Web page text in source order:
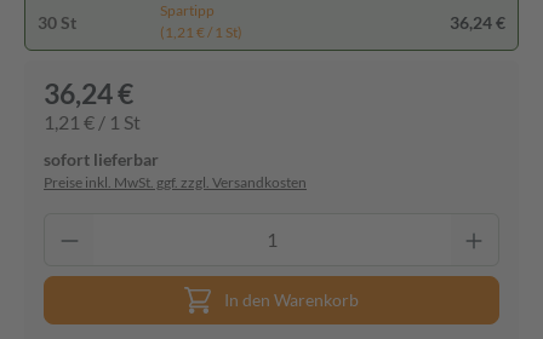
30 St
Spartipp
(1,21 € / 1 St)
36,24 €
36,24 €
1,21 € / 1 St
sofort lieferbar
Preise inkl. MwSt. ggf. zzgl. Versandkosten
In den Warenkorb